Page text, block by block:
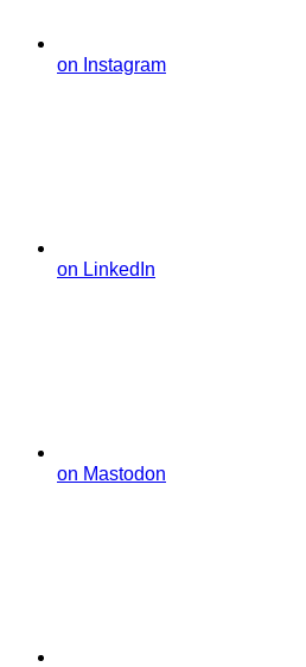
on Instagram
on LinkedIn
on Mastodon